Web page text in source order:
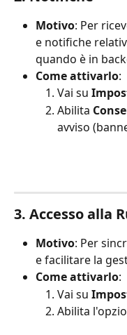
Motivo: Per
e notifiche
quando è in
Come attivarlo:
Vai su
Abilita
avviso
3. Accesso alla
Motivo: Per
e facilitare la
Come attivarlo:
Vai su
Abilita